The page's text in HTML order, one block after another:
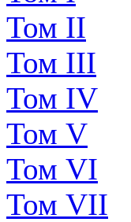
Том II
Том III
Том IV
Том V
Том VI
Том VII